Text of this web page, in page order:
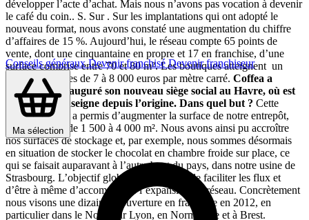
Conseils générauxDevenir franchiséDevenir franchiseur
Ma sélection
développer l’acte d’achat. Mais nous n’avons pas vocation à devenir
le café du coin.. S. Sur . Sur les implantations qui ont adopté le
nouveau format, nous avons constaté une augmentation du chiffre
d’affaires de 15 %. Aujourd’hui, le réseau compte 65 points de
vente, dont une cinquantaine en propre et 17 en franchise, d’une
surface comprise entre 70 et 80 m². Les boutiques atteignent un
chiffre d’affaires de 7 à 8 000 euros par mètre carré. Coffea a
récemment inauguré son nouveau siège social au Havre, où est
implantée l’enseigne depuis l’origine. Dans quel but ? Cette
opération nous a permis d’augmenter la surface de notre entrepôt,
qui est passée de 1 500 à 4 000 m². Nous avons ainsi pu accroître
nos surfaces de stockage et, par exemple, nous sommes désormais
en situation de stocker le chocolat en chambre froide sur place, ce
qui se faisait auparavant à l’autre bout du pays, dans notre usine de
Strasbourg. L’objectif global était bien sûr de faciliter les flux et
d’être à même d’accompagner l’expansion du réseau. Concrètement
nous visons une dizaine d’ouverture en franchise en 2012, en
particulier dans le Nord, sur Lyon, en Normandie et à Brest.